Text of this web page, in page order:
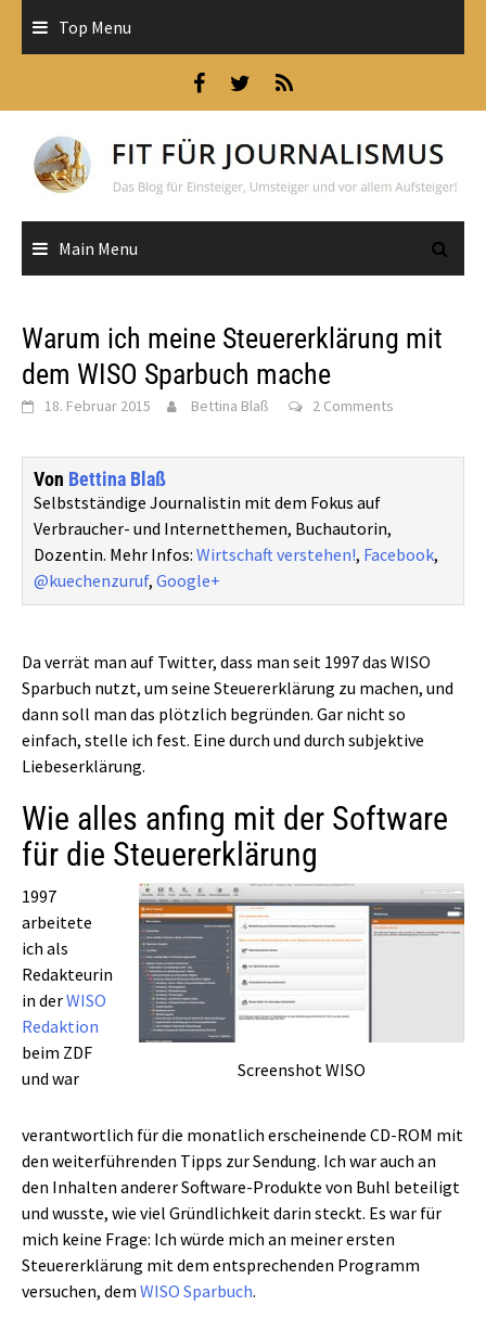
Top Menu
Main Menu
Warum ich meine Steuererklärung mit
dem WISO Sparbuch mache
18. Februar 2015 Bettina Blaß 2 Comments
Von Bettina Blaß
Selbstständige Journalistin mit dem Fokus auf
Verbraucher- und Internetthemen, Buchautorin,
Dozentin. Mehr Infos: Wirtschaft verstehen!, Facebook,
@kuechenzuruf, Google+
Da verrät man auf Twitter, dass man seit 1997 das WISO
Sparbuch nutzt, um seine Steuererklärung zu machen, und
dann soll man das plötzlich begründen. Gar nicht so
einfach, stelle ich fest. Eine durch und durch subjektive
Liebeserklärung.
Wie alles anfing mit der Software
für die Steuererklärung
Screenshot WISO
1997
arbeitete
ich als
Redakteurin
in derWISO
Redaktion
beim ZDF
und war
verantwortlich für die monatlich erscheinende CD-ROM mit
den weiterführenden Tipps zur Sendung. Ich war auch an
den Inhalten anderer Software-Produkte von Buhl beteiligt
und wusste, wie viel Gründlichkeit darin steckt. Es war für
mich keine Frage: Ich würde mich an meiner ersten
Steuererklärung mit dem entsprechenden Programm
versuchen, dem WISO Sparbuch.